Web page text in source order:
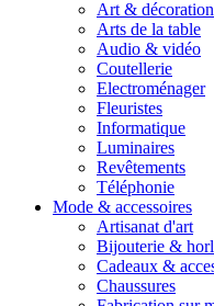
Art & décoration
Arts de la table
Audio & vidéo
Coutellerie
Electroménager
Fleuristes
Informatique
Luminaires
Revêtements
Téléphonie
Mode & accessoires
Artisanat d'art
Bijouterie &
Cadeaux &
Chaussures